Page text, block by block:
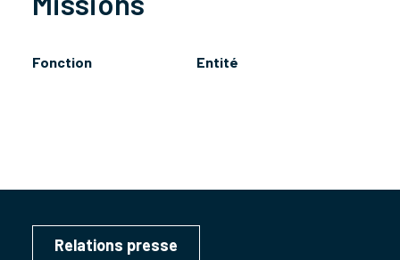
Fonction Entité
Relations presse